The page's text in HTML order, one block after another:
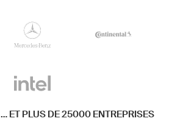
... ET PLUS DE 25000 ENTREPRISES